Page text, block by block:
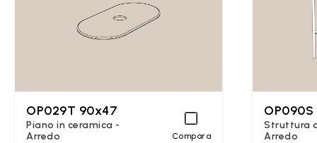
OP029T 90x47
Piano in ceramica -
Arredo
Compara
Struttura
Arredo